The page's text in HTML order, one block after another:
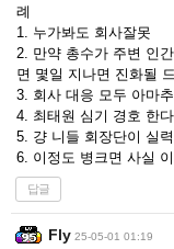
례
1. 누가봐도 회사잘못
2. 만약 총수가 주변 인
면 몇일 지나면 진화될
3. 회사 대응 모두 아마
4. 최태원 심기 경호 한
5. 걍 니들 회장단이 실력
6. 이정도 병크면 사실
답글
Fly 25-05-01 01:19